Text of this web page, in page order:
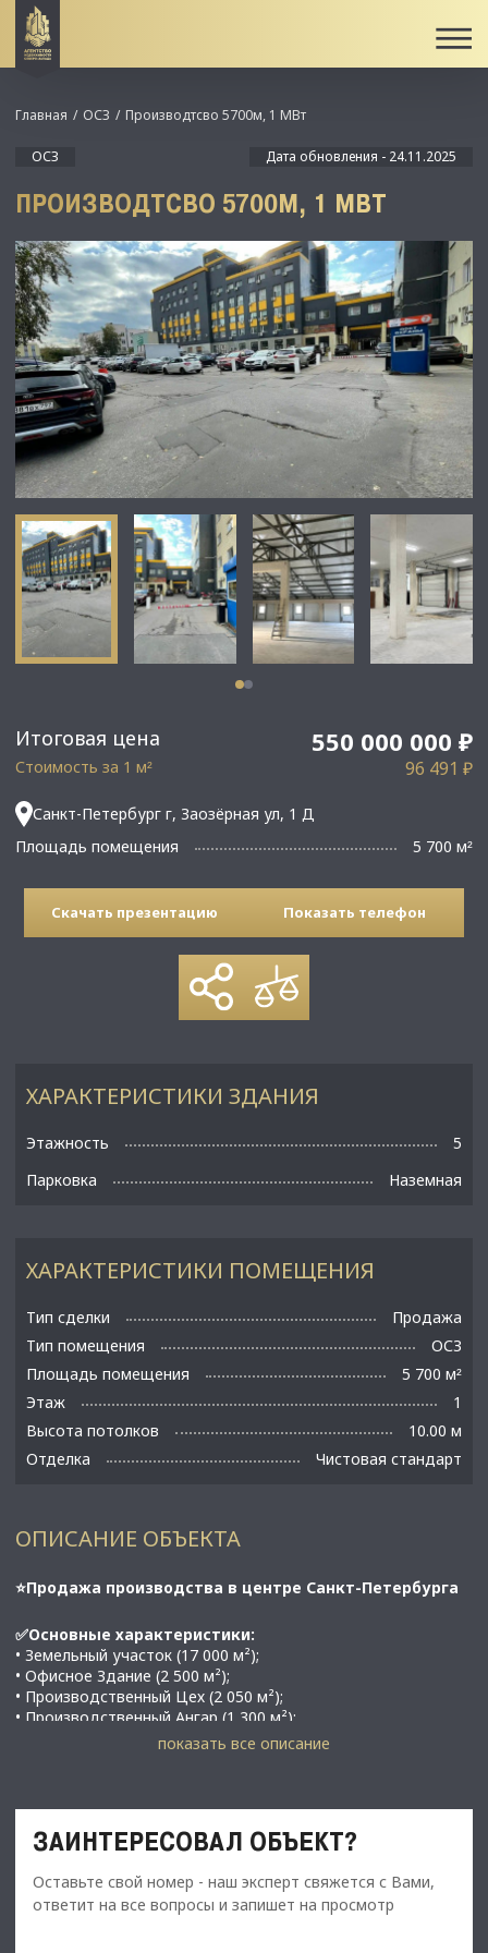
Итоговая цена 550 000 000 ₽
Стоимость за 1 м² 96 491 ₽
Санкт-Петербург г, Заозёрная ул, 1 Д
Площадь помещения
5 700 м²
Главная ОСЗ Производтсво 5700м, 1 МВт
ОСЗ Дата обновления - 24.11.2025
ПРОИЗВОДТСВО 5700М, 1 МВТ
Скачать презентацию Показать телефон
ХАРАКТЕРИСТИКИ ПОМЕЩЕНИЯ
Тип сделки
Продажа
Тип помещения
ОСЗ
Площадь помещения
5 700 м²
Этаж
1
Высота потолков
10.00 м
Отделка
Чистовая стандарт
ХАРАКТЕРИСТИКИ ЗДАНИЯ
Этажность
5
Парковка
Наземная
ОПИСАНИЕ ОБЪЕКТА
⭐Продажа производства в центре Санкт-Петербурга
✅Основные характеристики:
• Земельный участок (17 000 м²);
• Офисное Здание (2 500 м²);
• Производственный Цех (2 050 м²);
• Производственный Ангар (1 300 м²);
• Мощность электросети: 1000 кВт;
​​​​​​​Есть арендатор
показать все описание
ЗАИНТЕРЕСОВАЛ ОБЪЕКТ?
Оставьте свой номер - наш эксперт свяжется с Вами,
ответит на все вопросы и запишет на просмотр